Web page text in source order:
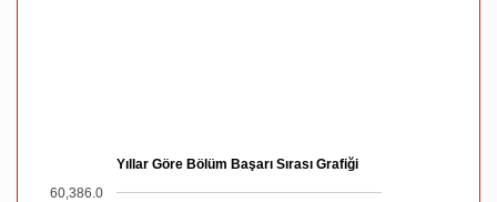
Yıllar Göre Bölüm Başarı Sırası Grafiği
60,386.0